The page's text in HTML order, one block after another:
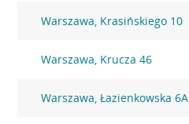
Warszawa, Krasińskiego 10
Warszawa, Krucza 46
Warszawa, Łazienkowska 6A